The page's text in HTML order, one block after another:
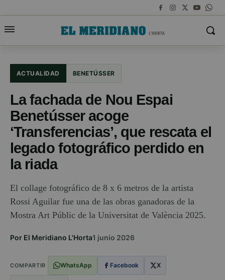
ACTUALIDAD BENETÚSSER
La fachada de Nou Espai
Benetússer acoge
‘Transferencias’, que rescata el
legado fotográfico perdido en
la riada
El collage fotográfico de 8 x 6 metros de la artista
Rossi Aguilar fue una de las obras ganadoras de la
Mostra Art Públic de la Universitat de València 2025.
Por El Meridiano L'Horta1 junio 2026
COMPARTIR WhatsApp Facebook X